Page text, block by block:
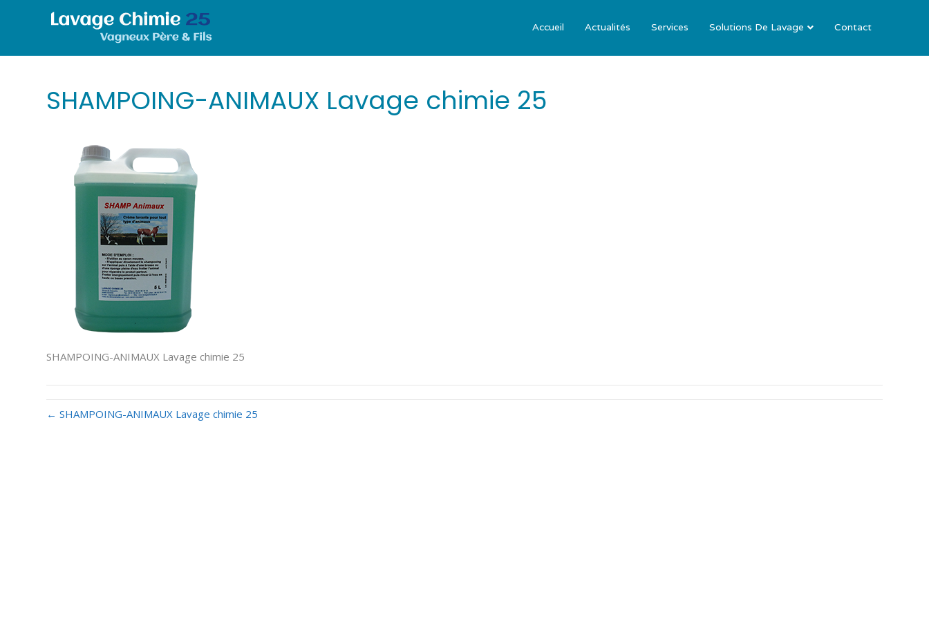
Accueil Actualités Services Solutions De Lavage Contact
SHAMPOING-ANIMAUX Lavage chimie 25
SHAMPOING-ANIMAUX Lavage chimie 25
← SHAMPOING-ANIMAUX Lavage chimie 25